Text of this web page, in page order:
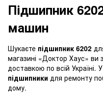
Підшипник
машин
Шукаєте підшипник 6202
магазині «Доктор Хаус» ви
доставкою по всій Україні.
підшипники для ремонту
дому.